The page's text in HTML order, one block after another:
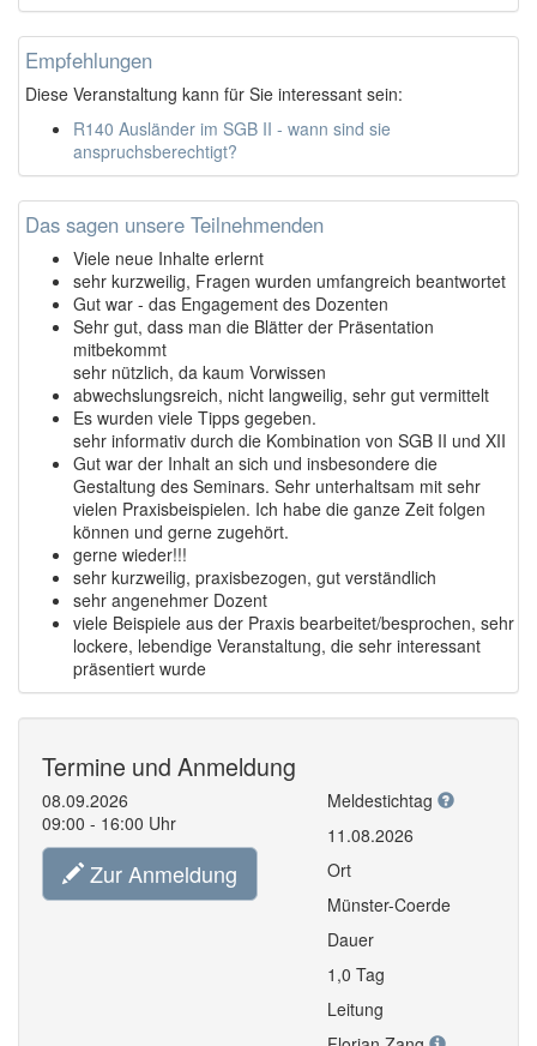
Empfehlungen
Diese Veranstaltung kann für Sie interessant sein:
R140 Ausländer im SGB II - wann sind sie
anspruchsberechtigt?
Das sagen unsere Teilnehmenden
Viele neue Inhalte erlernt
sehr kurzweilig, Fragen wurden umfangreich beantwortet
Gut war - das Engagement des Dozenten
Sehr gut, dass man die Blätter der Präsentation
mitbekommt
sehr nützlich, da kaum Vorwissen
abwechslungsreich, nicht langweilig, sehr gut vermittelt
Es wurden viele Tipps gegeben.
sehr informativ durch die Kombination von SGB II und XII
Gut war der Inhalt an sich und insbesondere die
Gestaltung des Seminars. Sehr unterhaltsam mit sehr
vielen Praxisbeispielen. Ich habe die ganze Zeit folgen
können und gerne zugehört.
gerne wieder!!!
sehr kurzweilig, praxisbezogen, gut verständlich
sehr angenehmer Dozent
viele Beispiele aus der Praxis bearbeitet/besprochen, sehr
lockere, lebendige Veranstaltung, die sehr interessant
präsentiert wurde
Termine und Anmeldung
08.09.2026
09:00 - 16:00 Uhr
Zur Anmeldung
Meldestichtag
11.08.2026
Ort
Münster-Coerde
Dauer
1,0 Tag
Leitung